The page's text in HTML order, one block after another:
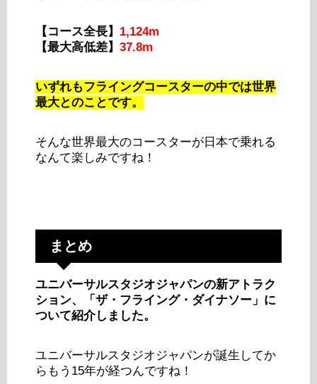
【コース全長】 1,124m
【最大高低差】 37.8m
いずれもフライングコースターの中では世界
最大とのことです。
そんな世界最大のコースターが日本で乗れる
なんて楽しみですね！
まとめ
ユニバーサルスタジオジャパンの新アトラク
ション、「ザ・フライング・ダイナソー」に
ついて紹介しました。
ユニバーサルスタジオジャパンが誕生してか
らもう15年が経つんですね！